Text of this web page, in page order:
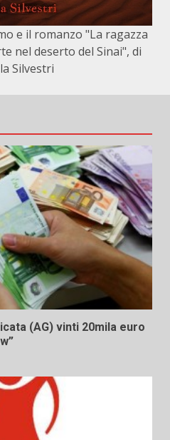
e il romanzo "La ragazza
nel deserto del Sinai", di
Silvestri
(AG) vinti 20mila euro